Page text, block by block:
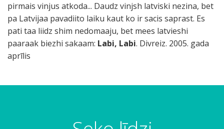
pirmais vinjus atkoda... Daudz vinjsh latviski nezina, bet
pa Latvijaa pavadiito laiku kaut ko ir sacis saprast. Es
pati taa liidz shim nedomaaju, bet mees latvieshi
paaraak biezhi sakaam: Labi, Labi. Divreiz. 2005. gada
aprīlis